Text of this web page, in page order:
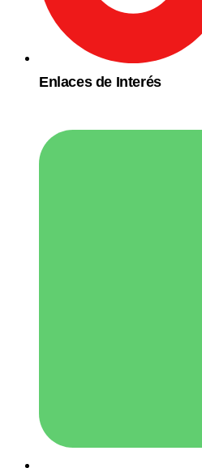
Enlaces de Interés